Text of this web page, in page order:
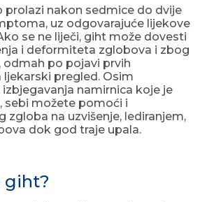
prolazi nakon sedmice do dvije
uz odgovarajuće lijekove
se ne liječi, giht može dovesti
i deformiteta zglobova i zbog
odmah po pojavi prvih
pregled. Osim
namirnica koje je
sebi možete pomoći i
zgloba na uzvišenje, lediranjem,
dok god traje upala.
giht?